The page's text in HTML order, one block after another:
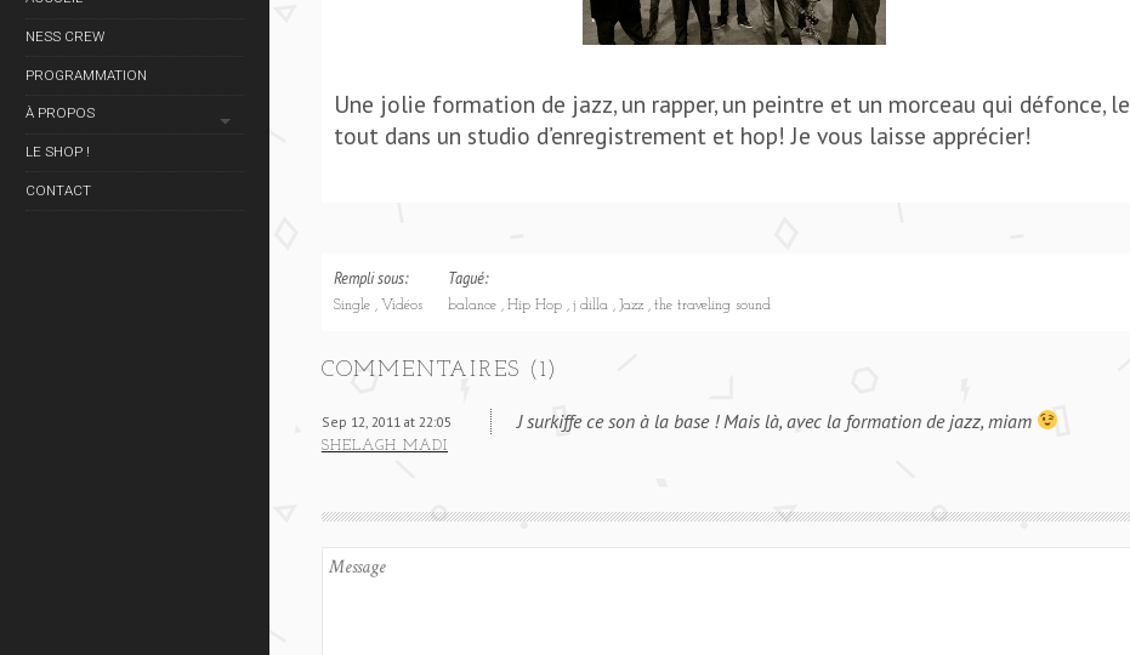
NESS CREW
PROGRAMMATION
À PROPOS
LE SHOP !
CONTACT
Une jolie formation de jazz, un rapper, un peintre et un morceau qui défonce, le
tout dans un studio d’enregistrement et hop! Je vous laisse apprécier!
Rempli sous:
Single Vidéos
Tagué:
balance Hip Hop j dilla Jazz the traveling sound
COMMENTAIRES (1)
Sep 12, 2011 at 22:05
SHELAGH MADI
J surkiffe ce son à la base ! Mais là, avec la formation de jazz, miam